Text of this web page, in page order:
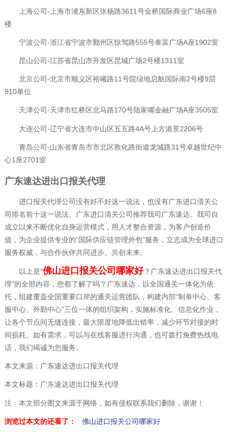
上海公司-上海市浦东新区张杨路3611号金桥国际商业广场6座8
楼
宁波公司-浙江省宁波市鄞州区惊驾路555号泰富广场A座1902室
昆山公司-江苏省昆山市开发区昆城广场2号楼1311室
北京公司-北京市顺义区裕曦路11号院绿地启航国际南2号楼9层
910单位
天津公司-天津市红桥区北马路170号陆家嘴金融广场A座3505室
大连公司-辽宁省大连市中山区五五路4A号上方港景2206号
青岛公司-山东省青岛市市北区敦化路街道龙城路31号卓越世纪中
心1座2701室
广东速达进出口报关代理
进口报关代理公司没有好不好这一说法，也没有广东进口清关公
司排名前十这一说法。广东进口清关公司推荐我司广东速达。我司自
成立以来不断优化自身运营模式，用人才整合资源，为客户创造价
值，为企业提供专业的“国际供应链管理外包”服务，立志成为全球进口
服务权威，与合作伙伴共同进步、共创未来。
以上是“佛山进口报关公司哪家好？广东速达进出口报关代
理”的全部内容，您都了解了吗？广东速达，以全国通关一体化为依
托，组建覆盖全国重要口岸的通关运营团队，构建内部“制单中心、客
服中心、外勤中心”三位一体的组织架构，实施标准化、信息化作业，
让各个节点间无缝连接，最大限度地降低出错率，减少环节对接的时
间损耗。如有需求，可以与在线客服进行沟通，也可拨打免费热线电
话，我们竭诚为您服务。
本文来源：广东速达进出口报关代理
本文标题：广东速达进出口报关代理
注：本文部分图文来源于网络，如有侵权联系我们删除，谢谢！
浏览过本文的还看了： 佛山进口报关公司哪家好